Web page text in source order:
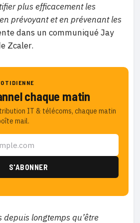
plus efficacement les
prévoyant et en prévenant les
dans un communiqué Jay
Zcaler.
chaque matin
IT & télécoms, chaque matin
mail.
depuis longtemps qu’être